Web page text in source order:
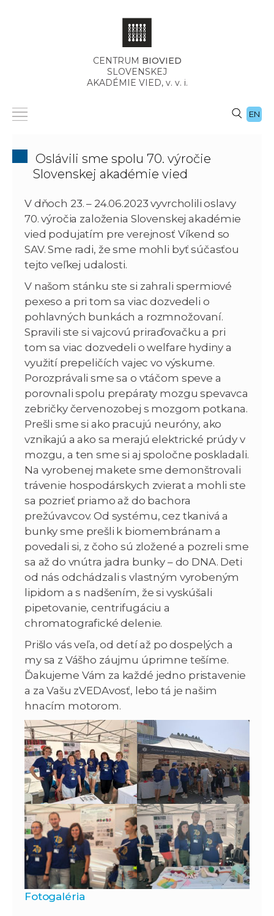
CENTRUM BIOVIED
SLOVENSKEJ
AKADÉMIE VIED, v. v. i.
EN
Oslávili sme spolu 70. výročie
Slovenskej akadémie vied
V dňoch 23. – 24.06.2023 vyvrcholili oslavy
70. výročia založenia Slovenskej akadémie
vied podujatím pre verejnosť Víkend so
SAV. Sme radi, že sme mohli byť súčasťou
tejto veľkej udalosti.
V našom stánku ste si zahrali spermiové
pexeso a pri tom sa viac dozvedeli o
pohlavných bunkách a rozmnožovaní.
Spravili ste si vajcovú priraďovačku a pri
tom sa viac dozvedeli o welfare hydiny a
využití prepeličích vajec vo výskume.
Porozprávali sme sa o vtáčom speve a
porovnali spolu prepáraty mozgu spevavca
zebričky červenozobej s mozgom potkana.
Prešli sme si ako pracujú neuróny, ako
vznikajú a ako sa merajú elektrické prúdy v
mozgu, a ten sme si aj spoločne poskladali.
Na vyrobenej makete sme demonštrovali
trávenie hospodárskych zvierat a mohli ste
sa pozrieť priamo až do bachora
prežúvavcov. Od systému, cez tkanivá a
bunky sme prešli k biomembránam a
povedali si, z čoho sú zložené a pozreli sme
sa až do vnútra jadra bunky – do DNA. Deti
od nás odchádzali s vlastným vyrobeným
lipidom a s nadšením, že si vyskúšali
pipetovanie, centrifugáciu a
chromatografické delenie.
Prišlo vás veľa, od detí až po dospelých a
my sa z Vášho záujmu úprimne tešíme.
Ďakujeme Vám za každé jedno pristavenie
a za Vašu zVEDAvosť, lebo tá je našim
hnacím motorom.
Fotogaléria